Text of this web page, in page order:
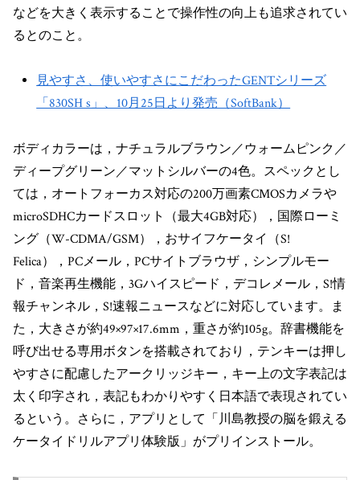
などを大きく表示することで操作性の向上も追求されてい
るとのこと。
見やすさ、使いやすさにこだわったGENTシリーズ
「830SH s」、10月25日より発売（SoftBank）
ボディカラーは，ナチュラルブラウン／ウォームピンク／
ディープグリーン／マットシルバーの4色。スペックとし
ては，オートフォーカス対応の200万画素CMOSカメラや
microSDHCカードスロット（最大4GB対応），国際ローミ
ング（W-CDMA/GSM），おサイフケータイ（S!
Felica），PCメール，PCサイトブラウザ，シンプルモー
ド，音楽再生機能，3Gハイスピード，デコレメール，S!情
報チャンネル，S!速報ニュースなどに対応しています。ま
た，大きさが約49×97×17.6mm，重さが約105g。辞書機能を
呼び出せる専用ボタンを搭載されており，テンキーは押し
やすさに配慮したアークリッジキー，キー上の文字表記は
太く印字され，表記もわかりやすく日本語で表現されてい
るという。さらに，アプリとして「川島教授の脳を鍛える
ケータイドリルアプリ体験版」がプリインストール。